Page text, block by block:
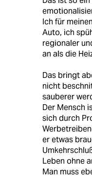
Ich für
Auto, ich
regionaler
an als die
Das bringt
nicht
sauberer
Der Mensch
sich durch
er etwas
Leben ohne
Man muss